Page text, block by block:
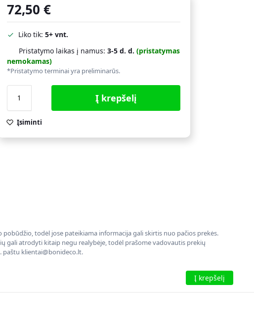
72,50€
Liko tik:5+ vnt.
Pristatymo laikas į namus:3-5 d. d. (pristatymas
nemokamas)
*Pristatymo terminai yra preliminarūs.
Į krepšelį
Įsiminti
todėl jose pateikiama informacija gali skirtis nuo pačios prekės.
gali atrodyti kitaip negu realybėje, todėl prašome vadovautis prekių
paštu klientai@bonideco.lt.
Į krepšelį